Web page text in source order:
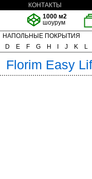
КОНТАКТЫ
1000 м2
шоурум
НАПОЛЬНЫЕ ПОКРЫТИЯ
D E F G H J K L
Florim Easy